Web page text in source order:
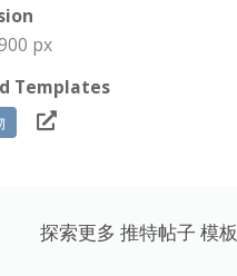
px
Templates
探索更多 推特帖子 模板